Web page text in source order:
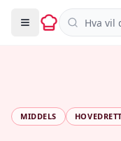
Søk i
MIDDELS